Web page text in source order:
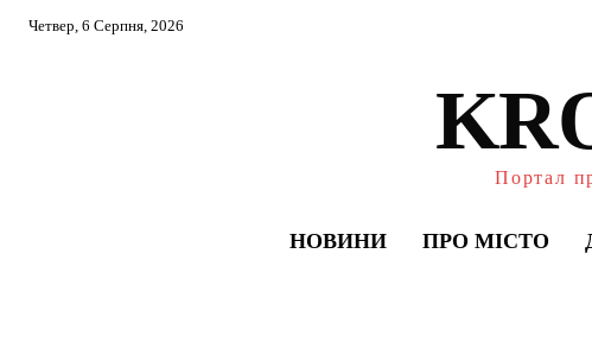
Четвер, 6 Серпня, 2026
Портал
НОВИНИ ПРО МІСТО